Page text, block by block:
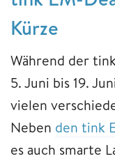
Kürze
Während der
5. Juni bis 19.
vielen
Neben den tink
es auch smarte